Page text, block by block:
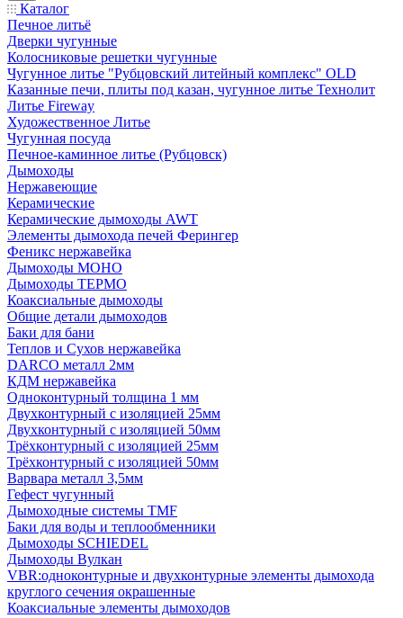
Каталог
Печное литьё
Дверки чугунные
Колосниковые решетки чугунные
Чугунное литье "Рубцовский литейный комплекс" OLD
Казанные печи, плиты под казан, чугунное литье Технолит
Литье Fireway
Художественное Литье
Чугунная посуда
Печное-каминное литье (Рубцовск)
Дымоходы
Нержавеющие
Керамические
Керамические дымоходы AWT
Элементы дымохода печей Ферингер
Феникс нержавейка
Дымоходы МОНО
Дымоходы ТЕРМО
Коаксиальные дымоходы
Общие детали дымоходов
Баки для бани
Теплов и Сухов нержавейка
DARCO металл 2мм
КДМ нержавейка
Одноконтурный толщина 1 мм
Двухконтурный с изоляцией 25мм
Двухконтурный с изоляцией 50мм
Трёхконтурный с изоляцией 25мм
Трёхконтурный с изоляцией 50мм
Варвара металл 3,5мм
Гефест чугунный
Дымоходные системы TMF
Баки для воды и теплообменники
Дымоходы SCHIEDEL
Дымоходы Вулкан
VBR:одноконтурные и двухконтурные элементы дымохода
круглого сечения окрашенные
Коаксиальные элементы дымоходов